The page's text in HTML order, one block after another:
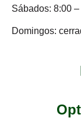
Sábados: 8:00
Domingos: